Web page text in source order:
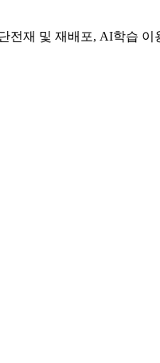
전재 및 재배포, AI학습 이